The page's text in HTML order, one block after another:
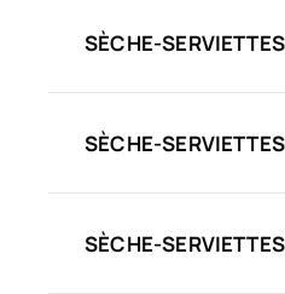
SÈCHE-
SÈCHE-
SÈCHE-